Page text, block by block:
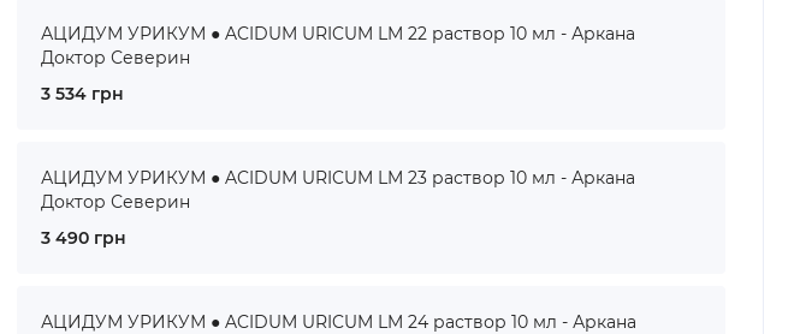
АЦИДУМ УРИКУМ ● ACIDUM URICUM LM 22 раствор 10 мл - Аркана
Доктор Северин
3 534 грн
АЦИДУМ УРИКУМ ● ACIDUM URICUM LM 23 раствор 10 мл - Аркана
Доктор Северин
3 490 грн
АЦИДУМ УРИКУМ ● ACIDUM URICUM LM 24 раствор 10 мл - Аркана